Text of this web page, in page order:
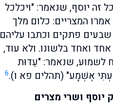
זה יוסף, שנאמר: "ויכלכל
אמרו המצריים: כלום מלך
פתקים וכתבו עליהם
אחד ואחד בלשונו. ולא עוד,
לשמוע, שנאמר: "עֵדוּת
אֶשְׁמָע" (תהלים פא ו).6
יוסף ושרי מצרים